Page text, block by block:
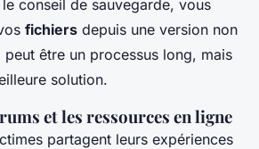
conseil de sauvegarde, vous
fichiers depuis une version non
être un processus long, mais
solution.
et les ressources en ligne
partagent leurs expériences